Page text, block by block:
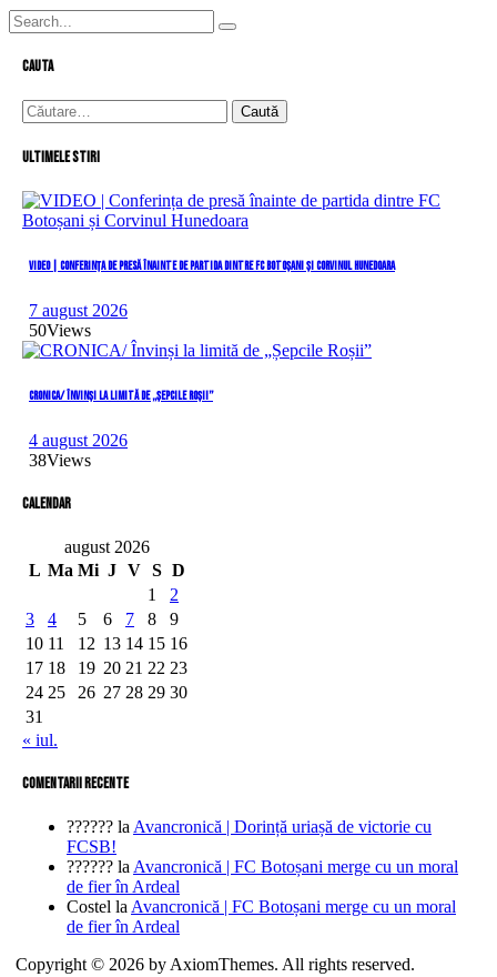
cauta
Caută
după:
Ultimele stiri
VIDEO | Conferința de presă înainte de partida dintre FC Botoșani și Corvinul Hunedoara
7 august 2026
50Views
CRONICA/ Învinși la limită de „Șepcile Roșii”
4 august 2026
38Views
Calendar
august 2026
L Ma Mi J V S D
1
2
3
4 5 6 7 8
9
10 11 12 13 14 15 16
17 18 19 20 21 22 23
24 25 26 27 28 29 30
31
« iul.
comentarii recente
?????? la Avancronică | Dorință uriașă de victorie cu
FCSB!
?????? la Avancronică | FC Botoșani merge cu un moral
de fier în Ardeal
Costel la Avancronică | FC Botoșani merge cu un moral
de fier în Ardeal
Copyright © 2026 by AxiomThemes. All rights reserved.